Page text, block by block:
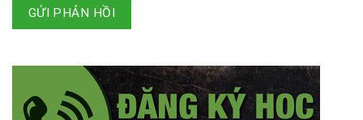
GỬI PHẢN HỒI